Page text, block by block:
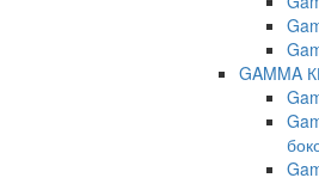
GAMMA